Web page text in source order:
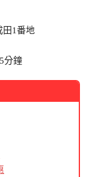
田1番地
分鐘